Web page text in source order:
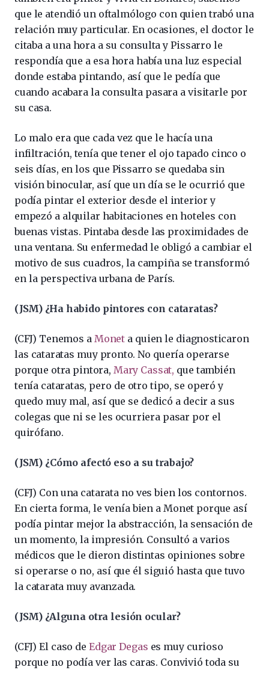
que le atendió un oftalmólogo con quien trabó una
relación muy particular. En ocasiones, el doctor le
citaba a una hora a su consulta y Pissarro le
respondía que a esa hora había una luz especial
donde estaba pintando, así que le pedía que
cuando acabara la consulta pasara a visitarle por
su casa.
Lo malo era que cada vez que le hacía una
infiltración, tenía que tener el ojo tapado cinco o
seis días, en los que Pissarro se quedaba sin
visión binocular, así que un día se le ocurrió que
podía pintar el exterior desde el interior y
empezó a alquilar habitaciones en hoteles con
buenas vistas. Pintaba desde las proximidades de
una ventana. Su enfermedad le obligó a cambiar el
motivo de sus cuadros, la campiña se transformó
en la perspectiva urbana de París.
(JSM) ¿Ha habido pintores con cataratas?
(CFJ) Tenemos a Monet a quien le diagnosticaron
las cataratas muy pronto. No quería operarse
porque otra pintora, Mary Cassat, que también
tenía cataratas, pero de otro tipo, se operó y
quedo muy mal, así que se dedicó a decir a sus
colegas que ni se les ocurriera pasar por el
quirófano.
(JSM) ¿Cómo afectó eso a su trabajo?
(CFJ) Con una catarata no ves bien los contornos.
En cierta forma, le venía bien a Monet porque así
podía pintar mejor la abstracción, la sensación de
un momento, la impresión. Consultó a varios
médicos que le dieron distintas opiniones sobre
si operarse o no, así que él siguió hasta que tuvo
la catarata muy avanzada.
(JSM) ¿Alguna otra lesión ocular?
(CFJ) El caso deEdgar Degas es muy curioso
porque no podía ver las caras. Convivió toda su